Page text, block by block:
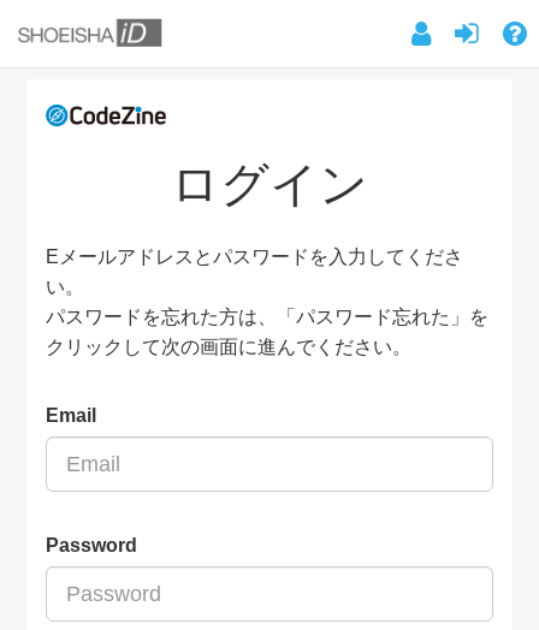
ログイン
Eメールアドレスとパスワードを入力してくださ
い。
パスワードを忘れた方は、「パスワード忘れた」を
クリックして次の画面に進んでください。
Email
Password